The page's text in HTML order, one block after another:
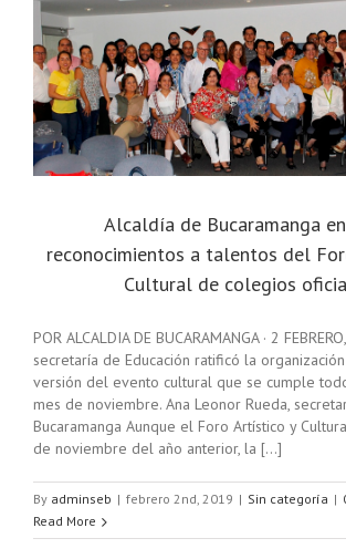
Alcaldía de Bucaramanga
reconocimientos a talentos del
Cultural de colegios
POR ALCALDIA DE BUCARAMANGA · 2
secretaría de Educación ratificó la
versión del evento cultural que se cumple
mes de noviembre. Ana Leonor Rueda,
Bucaramanga Aunque el Foro Artístico y
de noviembre del año anterior, la [...]
By adminseb | febrero 2nd, 2019 | Sin categoría |
Read More